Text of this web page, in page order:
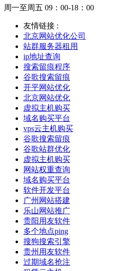
周一至周五 09：00-18：00
友情链接 :
北京网站优化公司
站群服务器租用
ip地址查询
搜索留痕程序
谷歌搜索留痕
开平网站优化
北京网站优化
虚拟主机购买
域名购买平台
vps云主机购买
谷歌搜索留痕
谷歌站群优化
虚拟主机购买
网站权重查询
域名购买平台
软件开发平台
广州网站搭建
乐山网站推广
贵阳用友软件
多个地点ping
搜狗搜索引擎
贵州用友软件
过期域名抢注